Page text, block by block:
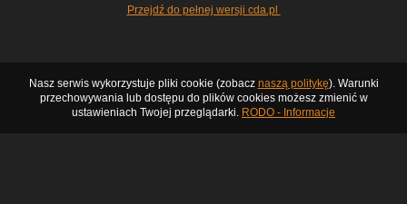
Przejdź do pełnej wersji cda.pl
Nasz serwis wykorzystuje pliki cookie (zobacz naszą politykę). Warunki
przechowywania lub dostępu do plików cookies możesz zmienić w
ustawieniach Twojej przeglądarki. RODO - Informacje